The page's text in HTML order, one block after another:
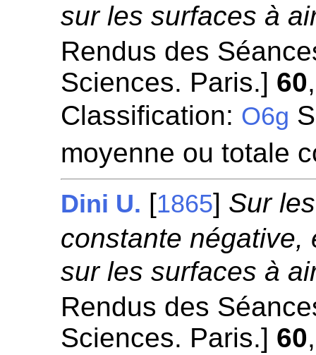
sur les surfaces à
Rendus des
Sciences. Paris.] 60
Classification: O6g
moyenne ou totale
Dini U. [1865] Sur
constante négative,
sur les surfaces à
Rendus des
Sciences. Paris.] 60